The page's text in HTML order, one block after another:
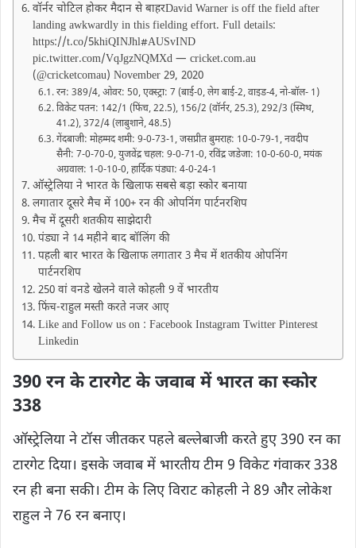
वॉर्नर चोटिल होकर मैदान से बाहरDavid Warner is off the field after
landing awkwardly in this fielding effort. Full details:
https://t.co/5khiQINJhl#AUSvIND
pic.twitter.com/VqJgzNQMXd — cricket.com.au
(@cricketcomau) November 29, 2020
रन: 389/4, ओवर: 50, एक्स्ट्रा: 7 (बाई-0, लेग बाई-2, वाइड-4, नो-बॉल- 1)
विकेट पतन: 142/1 (फिंच, 22.5), 156/2 (वॉर्नर, 25.3), 292/3 (स्मिथ,
41.2), 372/4 (लाबुशाने, 48.5)
गेंदबाजी: मोहम्मद शमी: 9-0-73-1, जसप्रीत बुमराह: 10-0-79-1, नवदीप
सैनी: 7-0-70-0, युजवेंद्र चहल: 9-0-71-0, रविंद्र जडेजा: 10-0-60-0, मयंक
अग्रवाल: 1-0-10-0, हार्दिक पंड्या: 4-0-24-1
ऑस्ट्रेलिया ने भारत के खिलाफ सबसे बड़ा स्कोर बनाया
लगातार दूसरे मैच में 100+ रन की ओपनिंग पार्टनरशिप
मैच में दूसरी शतकीय साझेदारी
पंड्या ने 14 महीने बाद बॉलिंग की
पहली बार भारत के खिलाफ लगातार 3 मैच में शतकीय ओपनिंग
पार्टनरशिप
250 वां वनडे खेलने वाले कोहली 9 वें भारतीय
फिंच-राहुल मस्ती करते नजर आए
Like and Follow us on : Facebook Instagram Twitter Pinterest
Linkedin
390 रन के टारगेट के जवाब में भारत का स्कोर
338
ऑस्ट्रेलिया ने टॉस जीतकर पहले बल्लेबाजी करते हुए 390 रन का
टारगेट दिया। इसके जवाब में भारतीय टीम 9 विकेट गंवाकर 338
रन ही बना सकी। टीम के लिए विराट कोहली ने 89 और लोकेश
राहुल ने 76 रन बनाए।